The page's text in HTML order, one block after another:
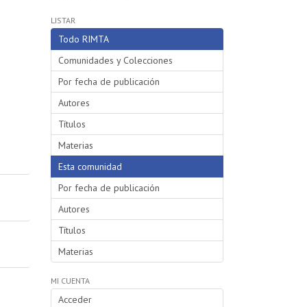
LISTAR
Todo RIMTA
Comunidades y Colecciones
Por fecha de publicación
Autores
Títulos
Materias
Esta comunidad
Por fecha de publicación
Autores
Títulos
Materias
MI CUENTA
Acceder